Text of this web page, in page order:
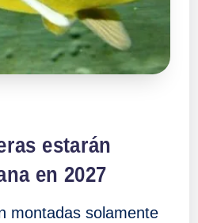
estarán
en 2027
montadas solamente